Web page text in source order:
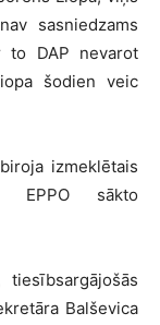
sasniedzams
to DAP nevarot
šodien veic
izmeklētais
EPPO sākto
Balševica